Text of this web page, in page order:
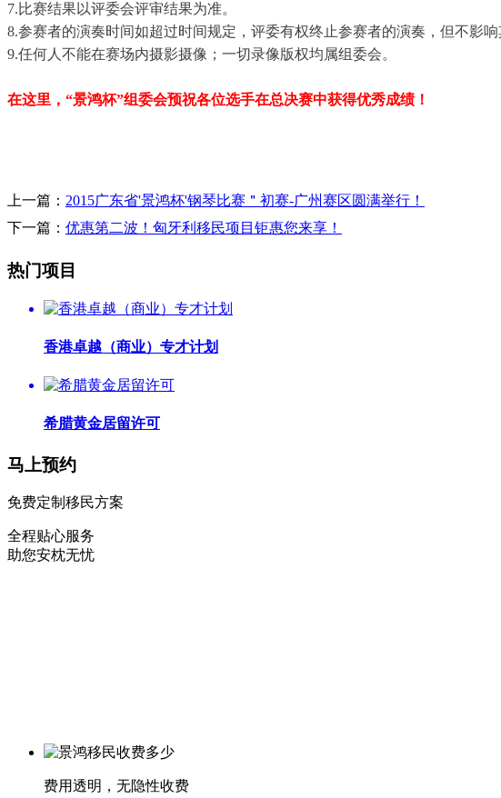
7.比赛结果以评委会评审结果为准。
8.参赛者的演奏时间如超过时间规定，评委有权终止参赛者的演奏，但不影响
9.任何人不能在赛场内摄影摄像；一切录像版权均属组委会。
在这里，“景鸿杯”组委会预祝各位选手在总决赛中获得优秀成绩！
上一篇： 2015广东省'景鸿杯'钢琴比赛＂初赛-广州赛区圆满举行！
下一篇： 优惠第二波！匈牙利移民项目钜惠您来享！
热门项目
香港卓越（商业）专才计划
希腊黄金居留许可
马上预约
免费定制移民方案
全程贴心服务
助您安枕无忧
费用透明，无隐性收费